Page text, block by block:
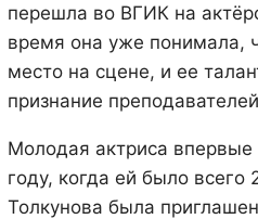
перешла во ВГИК на
время она уже понимала,
место на сцене, и ее
признание
Молодая актриса
году, когда ей было всего
Толкунова была